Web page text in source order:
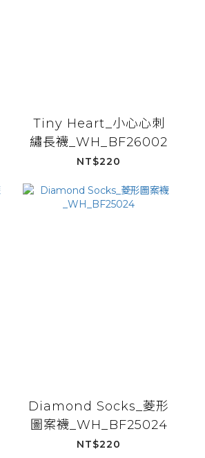
Tiny Heart_小心心刺
繡長襪_WH_BF26002
NT$220
Diamond Socks_菱形
圖案襪_WH_BF25024
NT$220